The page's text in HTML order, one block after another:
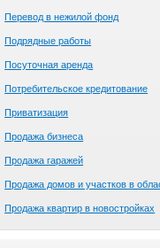
Перевод в нежилой фонд
Подрядные работы
Посуточная аренда
Потребительское кредитование
Приватизация
Продажа бизнеса
Продажа гаражей
Продажа домов и участков в
Продажа квартир в новостройках